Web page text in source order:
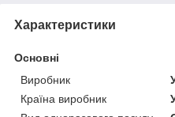
Характеристики
Основні
Виробник
Країна виробник